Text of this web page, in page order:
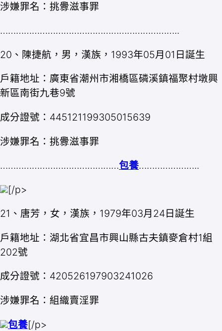
涉嫌罪名：挑釁滋事罪
…………………………………………………………..
20、陳捷航，男，漢族，1993年05月01日誕生
戶籍地址：廣東省潮州市湘橋區磷溪鎮福聚村墩興
新區南街九巷9號
成分證號：445121199305015639
涉嫌罪名：挑釁滋事罪
………………………………………包養…………………..
[/p>
21、唐芳，女，漢族，1979年03月24日誕生
戶籍地址：湖北省宜昌市興山縣古夫鎮麥倉村1組
202號
成分證號：420526197903241026
涉嫌罪名：組織賣淫罪
包養[/p>